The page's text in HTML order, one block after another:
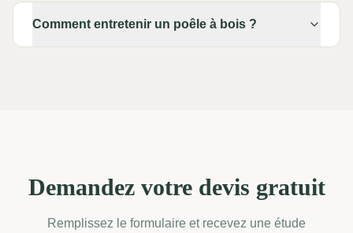
Comment entretenir un poêle à bois ?
Demandez votre devis gratuit
Remplissez le formulaire et recevez une étude